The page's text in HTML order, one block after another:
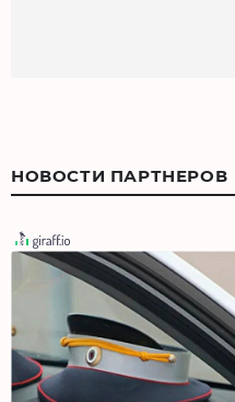
НОВОСТИ ПАРТНЕРОВ